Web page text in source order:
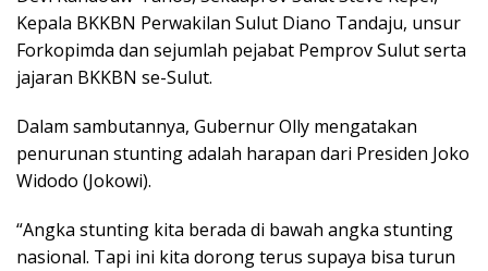
Kepala BKKBN Perwakilan Sulut Diano Tandaju, unsur
Forkopimda dan sejumlah pejabat Pemprov Sulut serta
jajaran BKKBN se-Sulut.
Dalam sambutannya, Gubernur Olly mengatakan
penurunan stunting adalah harapan dari Presiden Joko
Widodo (Jokowi).
“Angka stunting kita berada di bawah angka stunting
nasional. Tapi ini kita dorong terus supaya bisa turun